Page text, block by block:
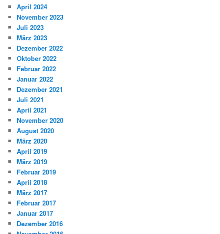
April 2024
November 2023
Juli 2023
März 2023
Dezember 2022
Oktober 2022
Februar 2022
Januar 2022
Dezember 2021
Juli 2021
April 2021
November 2020
August 2020
März 2020
April 2019
März 2019
Februar 2019
April 2018
März 2017
Februar 2017
Januar 2017
Dezember 2016